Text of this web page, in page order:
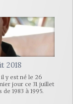
2018
y est né le 26
jour ce 31 juillet
1983 à 1995.